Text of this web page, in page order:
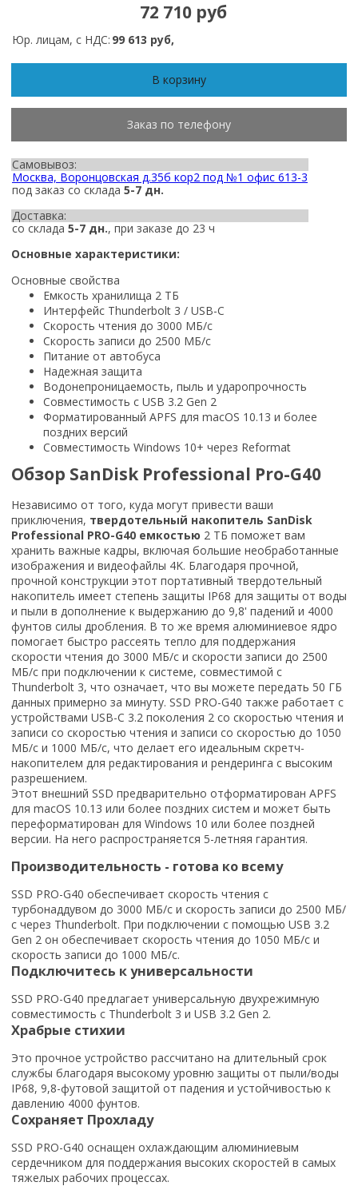
72 710 руб
Юр. лицам, с НДС: 99 613 руб,
В корзину
Заказ по телефону
Самовывоз:
Москва, Воронцовская д.35б кор2 под №1 офис 613-3
под заказ со склада 5-7 дн.
Доставка:
со склада 5-7 дн., при заказе до 23 ч
Основные характеристики:
Основные свойства
Емкость хранилища 2 ТБ
Интерфейс Thunderbolt 3 / USB-C
Скорость чтения до 3000 МБ/с
Скорость записи до 2500 МБ/с
Питание от автобуса
Надежная защита
Водонепроницаемость, пыль и ударопрочность
Совместимость с USB 3.2 Gen 2
Форматированный APFS для macOS 10.13 и более
поздних версий
Совместимость Windows 10+ через Reformat
Обзор SanDisk Professional Pro-G40
Независимо от того, куда могут привести ваши
приключения, твердотельный накопитель SanDisk
Professional PRO-G40 емкостью 2 ТБ поможет вам
хранить важные кадры, включая большие необработанные
изображения и видеофайлы 4K. Благодаря прочной,
прочной конструкции этот портативный твердотельный
накопитель имеет степень защиты IP68 для защиты от воды
и пыли в дополнение к выдержанию до 9,8' падений и 4000
фунтов силы дробления. В то же время алюминиевое ядро
помогает быстро рассеять тепло для поддержания
скорости чтения до 3000 МБ/с и скорости записи до 2500
МБ/с при подключении к системе, совместимой с
Thunderbolt 3, что означает, что вы можете передать 50 ГБ
данных примерно за минуту. SSD PRO-G40 также работает с
устройствами USB-C 3.2 поколения 2 со скоростью чтения и
записи со скоростью чтения и записи со скоростью до 1050
МБ/с и 1000 МБ/с, что делает его идеальным скретч-
накопителем для редактирования и рендеринга с высоким
разрешением.
Этот внешний SSD предварительно отформатирован APFS
для macOS 10.13 или более поздних систем и может быть
переформатирован для Windows 10 или более поздней
версии. На него распространяется 5-летняя гарантия.
Производительность - готова ко всему
SSD PRO-G40 обеспечивает скорость чтения с
турбонаддувом до 3000 МБ/с и скорость записи до 2500 МБ/
с через Thunderbolt. При подключении с помощью USB 3.2
Gen 2 он обеспечивает скорость чтения до 1050 МБ/с и
скорость записи до 1000 МБ/с.
Подключитесь к универсальности
SSD PRO-G40 предлагает универсальную двухрежимную
совместимость с Thunderbolt 3 и USB 3.2 Gen 2.
Храбрые стихии
Это прочное устройство рассчитано на длительный срок
службы благодаря высокому уровню защиты от пыли/воды
IP68, 9,8-футовой защитой от падения и устойчивостью к
давлению 4000 фунтов.
Сохраняет Прохладу
SSD PRO-G40 оснащен охлаждающим алюминиевым
сердечником для поддержания высоких скоростей в самых
тяжелых рабочих процессах.